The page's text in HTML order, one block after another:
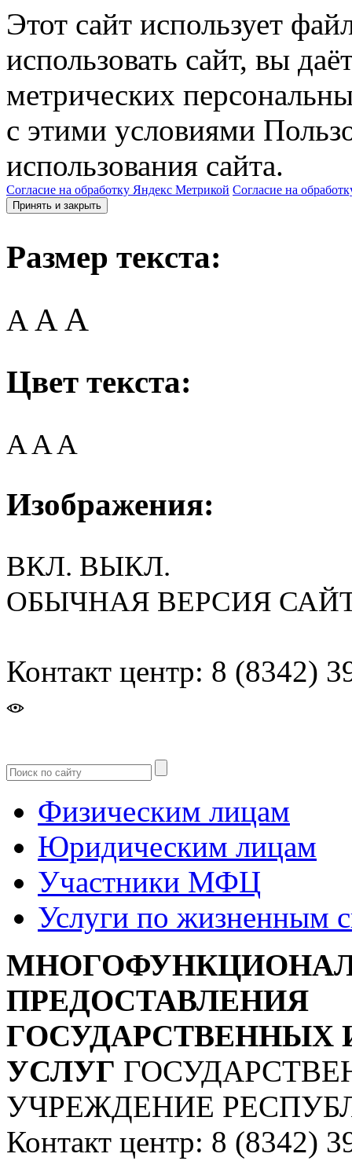
Этот сайт использует
использовать сайт, вы
метрических
с этими условиями
использования сайта.
Согласие на обработку Яндекс Метрикой Согласие на
Принять и закрыть
Размер текста:
A AA
Цвет текста:
AAA
Изображения:
ВКЛ. ВЫКЛ.
ОБЫЧНАЯ ВЕРСИЯ
Контакт центр: 8 (8342)
Физическим лицам
Юридическим лицам
Участники МФЦ
Услуги по жизненным
ПРЕДОСТАВЛЕНИЯ
УСЛУГ
УЧРЕЖДЕНИЕ
Контакт центр: 8 (8342)